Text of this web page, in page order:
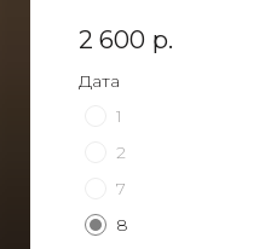
2 600 р.
Дата
1
2
7
8